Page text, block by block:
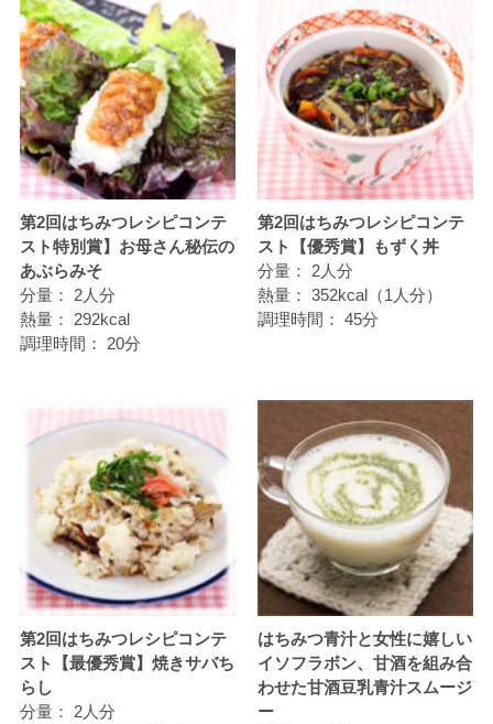
第2回はちみつレシピコンテ
スト特別賞】お母さん秘伝の
あぶらみそ
分量：
2人分
熱量：
292kcal
調理時間：
20分
第2回はちみつレシピコンテ
スト【優秀賞】もずく丼
分量：
2人分
熱量： 352kcal（1人分）
調理時間： 45分
第2回はちみつレシピコンテ
スト【最優秀賞】焼きサバち
らし
分量：
2人分
はちみつ青汁と女性に嬉しい
イソフラボン、甘酒を組み合
わせた甘酒豆乳青汁スムージ
ー